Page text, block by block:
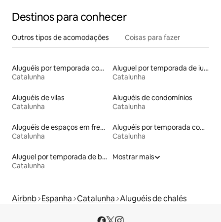
Destinos para conhecer
Outros tipos de acomodações Coisas para fazer
Aluguéis por temporada com café da manhã
Catalunha
Aluguel por temporada de iurtas
Catalunha
Aluguéis de vilas
Catalunha
Aluguéis de condomínios
Catalunha
Aluguéis de espaços em frente à praia
Catalunha
Aluguéis por temporada com banheira de hidromassagem
Catalunha
Aluguel por temporada de barcos
Catalunha
Mostrar mais
Airbnb Espanha Catalunha Aluguéis de chalés